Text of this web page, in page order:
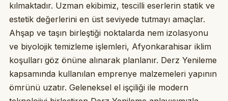
kılmaktadır. Uzman ekibimiz, tescilli eserlerin statik ve
estetik değerlerini en üst seviyede tutmayı amaçlar.
Ahşap ve taşın birleştiği noktalarda nem izolasyonu
ve biyolojik temizleme işlemleri, Afyonkarahisar iklim
koşulları göz önüne alınarak planlanır. Derz Yenileme
kapsamında kullanılan emprenye malzemeleri yapının
ömrünü uzatır. Geleneksel el işçiliği ile modern